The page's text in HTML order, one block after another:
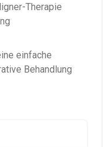
Therapie
einfache
Behandlung